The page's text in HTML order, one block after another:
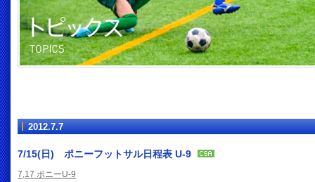
2012.7.7
7/15(日) ポニーフットサル日程表 U-9
7,17 ポニーU-9